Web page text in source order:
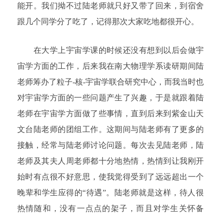
能开。我们拗不过陆老师就只好又带了回来，到宿舍
跟几个同学分了吃了，记得那次大家吃地都很开心。
在大学上宇宙学课的时候还没有想到以后会做宇
宙学方面的工作，后来我在南大物理学系读研期间陆
老师筹办了粒子-核-宇宙学联合研究中心，而我当时也
对宇宙学方面的一些问题产生了兴趣，于是就跟着陆
老师在宇宙学方面做了些事情，直到后来到紫金山天
文台陆老师的团组工作。这期间与陆老师有了更多的
接触，经常与陆老师讨论问题。每次去见陆老师，陆
老师及其夫人周老师都十分地热情，热情到让我刚开
始时有点很不好意思，使我觉得受到了远远超出一个
晚辈和学生应得的“待遇”。陆老师就是这样，待人很
热情随和，没有一点点的架子，而且对学生关怀备